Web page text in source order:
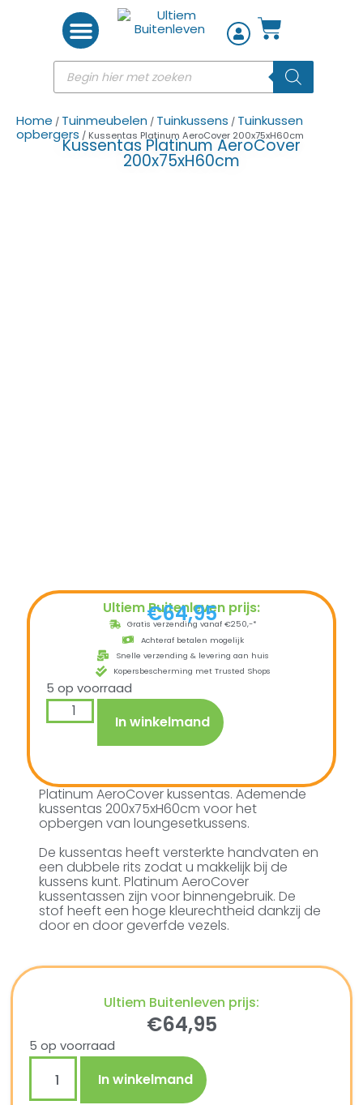
Home / Tuinmeubelen / Tuinkussens / Tuinkussen
opbergers / Kussentas Platinum AeroCover 200x75xH60cm
Kussentas Platinum AeroCover
200x75xH60cm
Ultiem Buitenleven prijs:
€64,95
Gratis verzending vanaf €250,-*
Achteraf betalen mogelijk
Snelle verzending & levering aan huis
Kopersbescherming met Trusted Shops
5 op voorraad
In winkelmand
Platinum AeroCover kussentas. Ademende
kussentas 200x75xH60cm voor het
opbergen van loungesetkussens.
De kussentas heeft versterkte handvaten en
een dubbele rits zodat u makkelijk bij de
kussens kunt. Platinum AeroCover
kussentassen zijn voor binnengebruik. De
stof heeft een hoge kleurechtheid dankzij de
door en door geverfde vezels.
Ultiem Buitenleven prijs:
€64,95
5 op voorraad
In winkelmand